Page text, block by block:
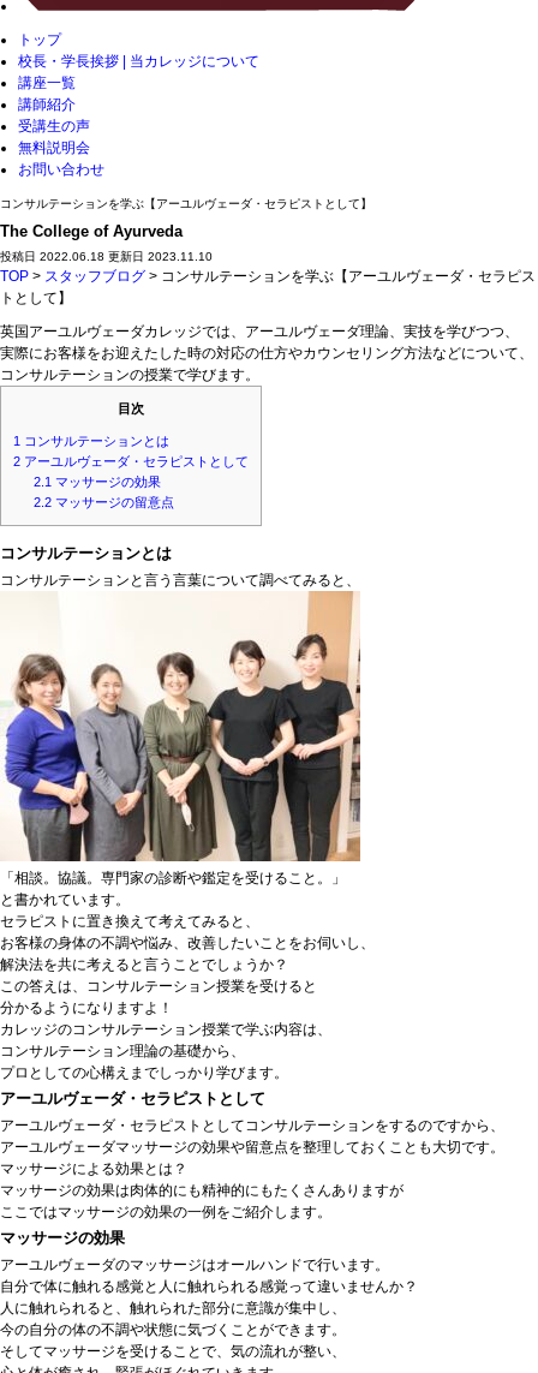
トップ
校長・学長挨拶 | 当カレッジについて
講座一覧
講師紹介
受講生の声
無料説明会
お問い合わせ
コンサルテーションを学ぶ【アーユルヴェーダ・セラピストとして】
The College of Ayurveda
投稿日 2022.06.18 更新日 2023.11.10
TOP > スタッフブログ > コンサルテーションを学ぶ【アーユルヴェーダ・セラピス
トとして】
英国アーユルヴェーダカレッジでは、アーユルヴェーダ理論、実技を学びつつ、
実際にお客様をお迎えたした時の対応の仕方やカウンセリング方法などについて、
コンサルテーションの授業で学びます。
目次
1 コンサルテーションとは
2 アーユルヴェーダ・セラピストとして
2.1 マッサージの効果
2.2 マッサージの留意点
コンサルテーションとは
コンサルテーションと言う言葉について調べてみると、
「相談。協議。専門家の診断や鑑定を受けること。」
と書かれています。
セラピストに置き換えて考えてみると、
お客様の身体の不調や悩み、改善したいことをお伺いし、
解決法を共に考えると言うことでしょうか？
この答えは、コンサルテーション授業を受けると
分かるようになりますよ！
カレッジのコンサルテーション授業で学ぶ内容は、
コンサルテーション理論の基礎から、
プロとしての心構えまでしっかり学びます。
アーユルヴェーダ・セラピストとして
アーユルヴェーダ・セラピストとしてコンサルテーションをするのですから、
アーユルヴェーダマッサージの効果や留意点を整理しておくことも大切です。
マッサージによる効果とは？
マッサージの効果は肉体的にも精神的にもたくさんありますが
ここではマッサージの効果の一例をご紹介します。
マッサージの効果
アーユルヴェーダのマッサージはオールハンドで行います。
自分で体に触れる感覚と人に触れられる感覚って違いませんか？
人に触れられると、触れられた部分に意識が集中し、
今の自分の体の不調や状態に気づくことができます。
そしてマッサージを受けることで、気の流れが整い、